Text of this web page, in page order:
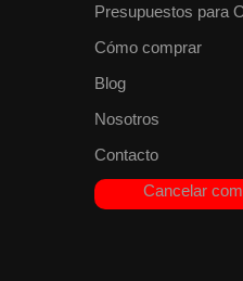
Presupuestos para
Cómo comprar
Blog
Nosotros
Contacto
Cancelar